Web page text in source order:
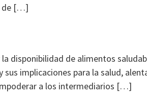
de […]
disponibilidad de alimentos
implicaciones para la salud,
a los intermediarios […]